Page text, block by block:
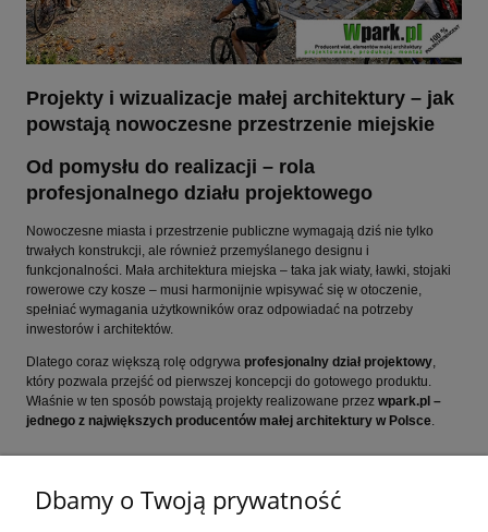
Projekty i wizualizacje małej architektury – jak
powstają nowoczesne przestrzenie miejskie
Od pomysłu do realizacji – rola
profesjonalnego działu projektowego
Nowoczesne miasta i przestrzenie publiczne wymagają dziś nie tylko
trwałych konstrukcji, ale również przemyślanego designu i
funkcjonalności. Mała architektura miejska – taka jak wiaty, ławki, stojaki
rowerowe czy kosze – musi harmonijnie wpisywać się w otoczenie,
spełniać wymagania użytkowników oraz odpowiadać na potrzeby
inwestorów i architektów.
Dlatego coraz większą rolę odgrywa profesjonalny dział projektowy
który pozwala przejść od pierwszej koncepcji do gotowego produktu.
Właśnie w ten sposób powstają projekty realizowane przez wpark.pl –
jednego z największych producentów małej architektury w Polsce
Dbamy o Twoją prywatność